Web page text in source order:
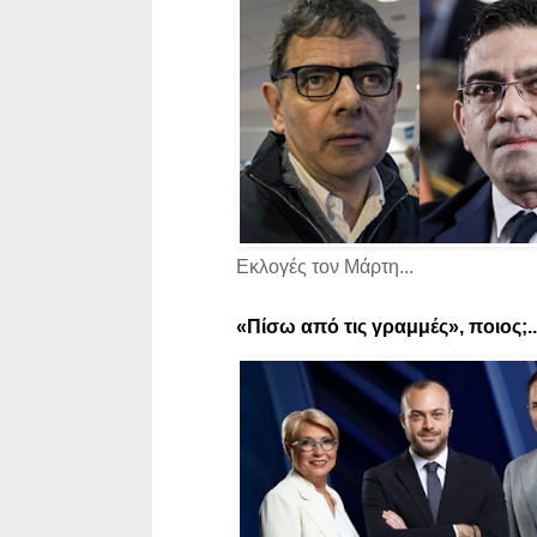
Εκλογές τον Μάρτη...
«Πίσω από τις γραμμές»,